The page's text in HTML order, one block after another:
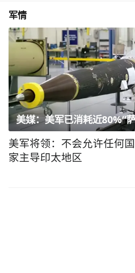
军情
美军将领：不会允许任何国
家主导印太地区